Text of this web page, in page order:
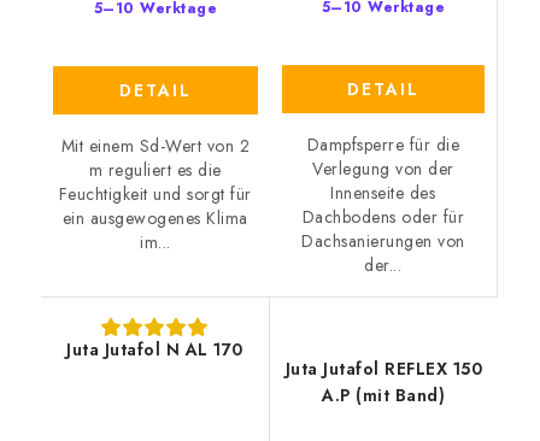
5–10 Werktage
DETAIL
Mit einem Sd-Wert von 2
m reguliert es die
Feuchtigkeit und sorgt für
ein ausgewogenes Klima
im...
5–10 Werktage
DETAIL
Dampfsperre für die
Verlegung von der
Innenseite des
Dachbodens oder für
Dachsanierungen von
der...
Juta Jutafol N AL 170
Juta Jutafol REFLEX 150
A.P (mit Band)